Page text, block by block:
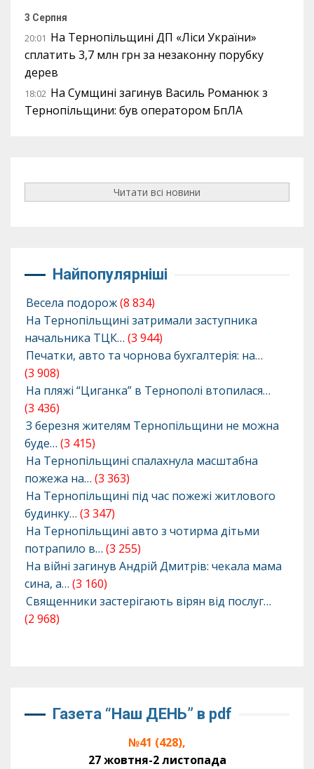
3 Серпня
20:01 На Тернопільщині ДП «Ліси України»
сплатить 3,7 млн грн за незаконну порубку
дерев
18:02 На Сумщині загинув Василь Романюк з
Тернопільщини: був оператором БпЛА
Читати всі новини
Найпопулярніші
Весела подорож(8 834)
На Тернопільщині затримали заступника
начальника ТЦК… (3 944)
Печатки, авто та чорнова бухгалтерія: на…
(3 908)
На пляжі “Циганка” в Тернополі втопилася…
(3 436)
З березня жителям Тернопільщини не можна
буде… (3 415)
На Тернопільщині спалахнула масштабна
пожежа на… (3 363)
На Тернопільщині під час пожежі житлового
будинку… (3 347)
На Тернопільщині авто з чотирма дітьми
потрапило в… (3 255)
На війні загинув Андрій Дмитрів: чекала мама
сина, а… (3 160)
Священники застерігають вірян від послуг…
(2 968)
Газета “Наш ДЕНЬ” в pdf
№41 (428),
27 жовтня-2 листопада